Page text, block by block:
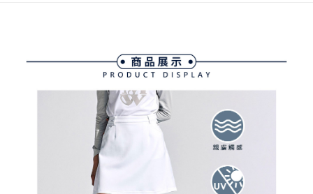
1.本服務係由「台灣大哥大股份有限公司」（以下簡稱本公司）所提供，讓
買賣價金債權讓與本公司後，依約使用本公司帳單繳交帳款。
2.基於同意付款使用「大哥付你分期」之契約關係目的，商店將以您的個人
資料（包含姓名、電話或地址）提供予台灣大哥大進項蒐集、處理及利用，
由本公司與您本人進行分期帳單所需資料之確認、核對及更正。
3.完整用戶服務條款，請詳閱以下連結： https://oppay.tw/userRule
ATM／網路銀行／等多元方式進行付款，方視為交易完成。
※ 請注意：結帳手續完成當下不需立刻繳費，但若您需要取消訂單，請聯絡
購買商品的店家。未經商家同意取消之訂單仍視為有效，需透過AFTEE先享
※ 交易是否成功請以「AFTEE先享後付 」之結帳頁面顯示為準，若有關於
是否繳費成功／繳費後需取消欲退款等相關疑問，請聯繫「AFTEE先享後付
https://netprotections.freshdesk.com/support/home
１．透過由恩沛科技股份有限公司提供之「AFTEE先享後付」服務完成之交
易，需依本服務之必要範圍內提供個人資料，並將交易相關給付款項請求債
每筆NT$80，滿NT$2,000(含以上)免運費
每筆NT$80，滿NT$2,000(含以上)免運費
每筆NT$80，滿NT$2,000(含以上)免運費